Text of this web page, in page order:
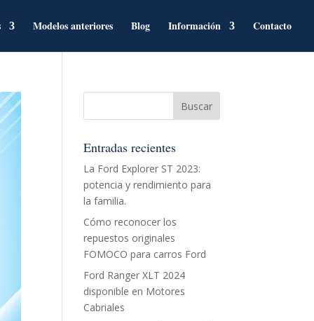
Modelos anteriores Blog Información Contacto
Entradas recientes
La Ford Explorer ST 2023:
potencia y rendimiento para
la familia.
Cómo reconocer los
repuestos originales
FOMOCO para carros Ford
Ford Ranger XLT 2024
disponible en Motores
Cabriales